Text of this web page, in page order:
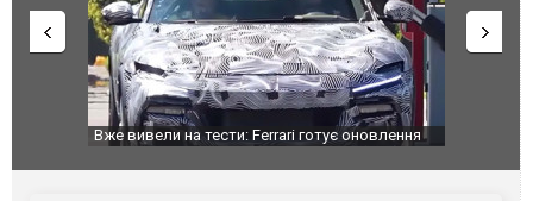
Ferrari готує оновлення
Вийшов трейлер нової екранізації